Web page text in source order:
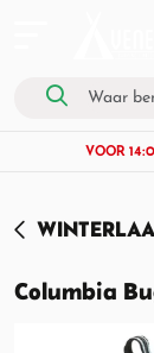
VOOR
Columbia